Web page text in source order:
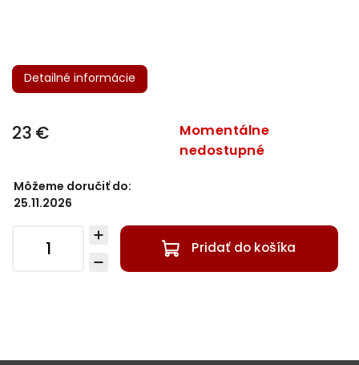
Detailné informácie
23 €
Momentálne
nedostupné
Môžeme doručiť do:
25.11.2026
Pridať do košíka